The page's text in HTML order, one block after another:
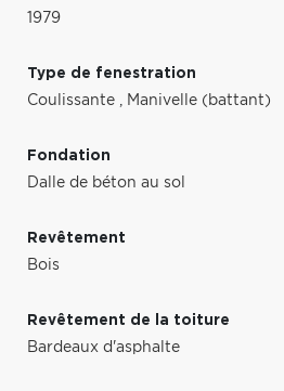
1979
Type de fenestration
Coulissante , Manivelle (battant)
Fondation
Dalle de béton au sol
Revêtement
Bois
Revêtement de la toiture
Bardeaux d'asphalte